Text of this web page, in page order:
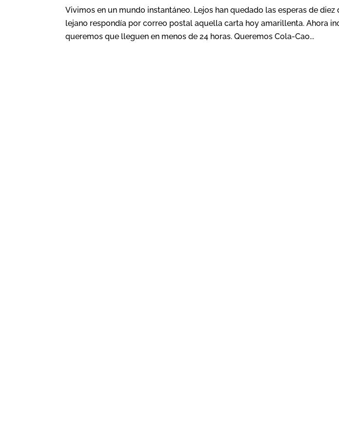
Vivimos en un mundo instantáneo. Lejos han quedado las esperas de diez
lejano respondía por correo postal aquella carta hoy amarillenta. Ahora
queremos que lleguen en menos de 24 horas. Queremos Cola-Cao...